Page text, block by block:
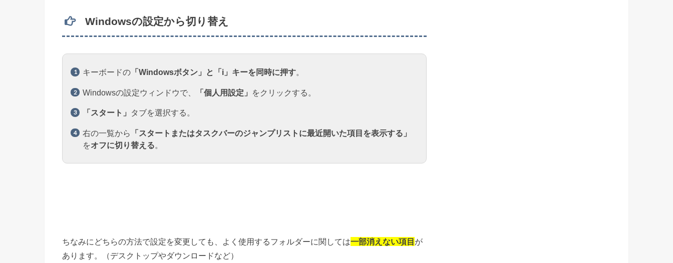
Windowsの設定から切り替え
キーボードの「Windowsボタン」と「i」キーを同時に押す。
Windowsの設定ウィンドウで、 「個人用設定」 をクリックする。
「スタート」 タブを選択する。
右の一覧から 「スタートまたはタスクバーのジャンプリストに最近開いた項目を表示する」
をオフに切り替える。
ちなみにどちらの方法で設定を変更しても、よく使用するフォルダーに関しては一部消えない項目 が
あります。（デスクトップやダウンロードなど）